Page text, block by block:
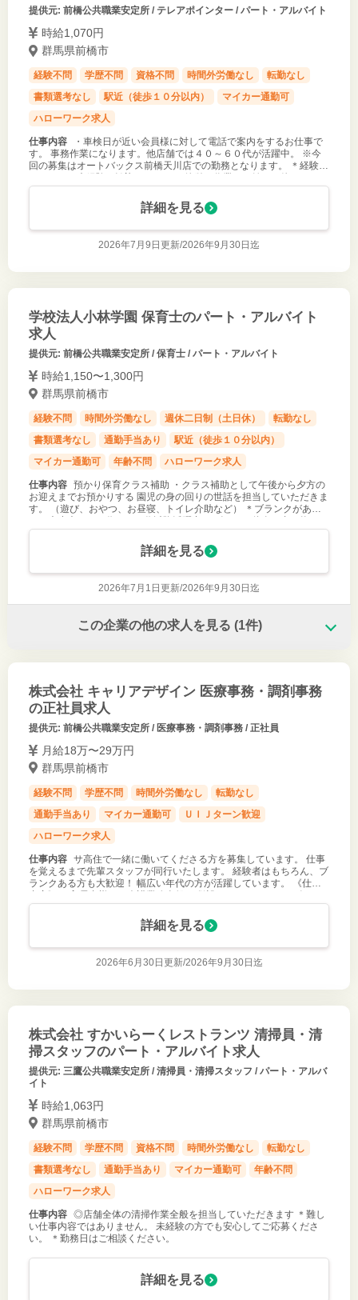
提供元: 前橋公共職業安定所 / テレアポインター / パート・アルバイト
時給1,070円
群馬県前橋市
経験不問 学歴不問 資格不問 時間外労働なし
転勤なし
書類選考なし
駅近（徒歩１０分以内）
マイカー通勤可
ハローワーク求人
仕事内容
・車検日が近い会員様に対して電話で案内をするお仕事で
す。 事務作業になります。他店舗では４０～６０代が活躍中。 ※今
回の募集はオートバックス前橋天川店での勤務となります。 ＊経験者
ルアップしていき
詳細を見る
2026年7月9日更新/2026年9月30日迄
学校法人小林学園 保育士のパート・アルバイト
求人
提供元: 前橋公共職業安定所 / 保育士 / パート・アルバイト
時給1,150〜1,300円
群馬県前橋市
経験不問 時間外労働なし 週休二日制（土日休）
転勤なし
書類選考なし
通勤手当あり
駅近（徒歩１０分以内）
マイカー通勤可
年齢不問 ハローワーク求人
仕事内容 預かり保育クラス補助 ・クラス補助として午後から夕方の
お迎えまでお預かりする 園児の身の回りの世話を担当していただきま
す。 （遊び、おやつ、お昼寝、トイレ介助など） ＊ブランクがあっ
りません。 ※
詳細を見る
2026年7月1日更新/2026年9月30日迄
この企業の他の求人を見る (1件)
株式会社 キャリアデザイン 医療事務・調剤事務
の正社員求人
提供元: 前橋公共職業安定所 / 医療事務・調剤事務 / 正社員
月給18万〜29万円
群馬県前橋市
経験不問 学歴不問 時間外労働なし
転勤なし
通勤手当あり
マイカー通勤可
ＵＩＪターン歓迎
ハローワーク求人
仕事内容 サ高住で一緒に働いてくださる方を募集しています。 仕事
を覚えるまで先輩スタッフが同行いたします。 経験者はもちろん、ブ
ランクある方も大歓迎！ 幅広い年代の方が活躍しています。 《仕事
内容》 ・入居者様への介護業務全般 ・併設しているデイサービスで
の介護業務全般
詳細を見る
2026年6月30日更新/2026年9月30日迄
株式会社 すかいらーくレストランツ 清掃員・清
掃スタッフのパート・アルバイト求人
提供元: 三鷹公共職業安定所 / 清掃員・清掃スタッフ / パート・アルバ
イト
時給1,063円
群馬県前橋市
経験不問 学歴不問 資格不問 時間外労働なし
転勤なし
書類選考なし
通勤手当あり マイカー通勤可
年齢不問
ハローワーク求人
仕事内容 ◎店舗全体の清掃作業全般を担当していただきます ＊難し
い仕事内容ではありません。 未経験の方でも安心してご応募くださ
い。 ＊勤務日はご相談ください。
詳細を見る